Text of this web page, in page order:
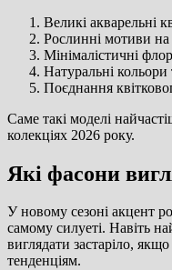
Великі акварельні
Рослинні мотиви
Мінімалістичні
Натуральні кольори
Поєднання
Саме такі моделі
колекціях 2026 року.
Які фасони
У новому сезоні акцент
самому силуеті. Навіть
виглядати застаріло,
тенденціям.